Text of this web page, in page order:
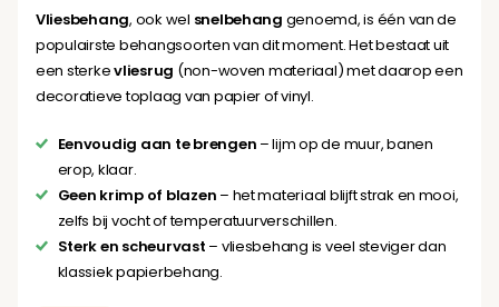
Vliesbehang, ook wel snelbehang genoemd, is één van de
populairste behangsoorten van dit moment. Het bestaat uit
een sterkevliesrug (non-woven materiaal) met daarop een
decoratieve toplaag van papier of vinyl.
Eenvoudig aan te brengen – lijm op de muur, banen
erop, klaar.
Geen krimp of blazen – het materiaal blijft strak en mooi,
zelfs bij vocht of temperatuurverschillen.
Sterk en scheurvast – vliesbehang is veel steviger dan
klassiek papierbehang.